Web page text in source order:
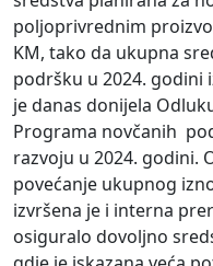
poljoprivrednim
KM, tako da ukupna
podršku u 2024. godini
je danas donijela
Programa novčanih
razvoju u 2024. godini.
povećanje ukupnog
izvršena je i interna
osiguralo dovoljno